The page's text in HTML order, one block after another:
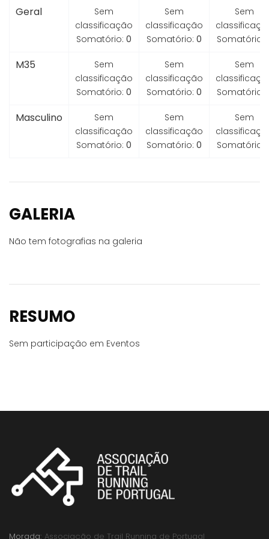
Geral
Sem
classificação
Somatório: 0
Sem
classificação
Somatório: 0
Sem
Somatório:
M35
Sem
classificação
Somatório: 0
Sem
classificação
Somatório: 0
Sem
Somatório:
Masculino
Sem
classificação
Somatório: 0
Sem
classificação
Somatório: 0
Sem
Somatório:
GALERIA
Não tem fotografias na galeria
RESUMO
Sem participação em Eventos
Morada: Associação de Trail Running de Portugal